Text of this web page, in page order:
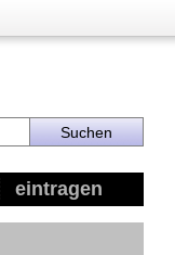
eintragen